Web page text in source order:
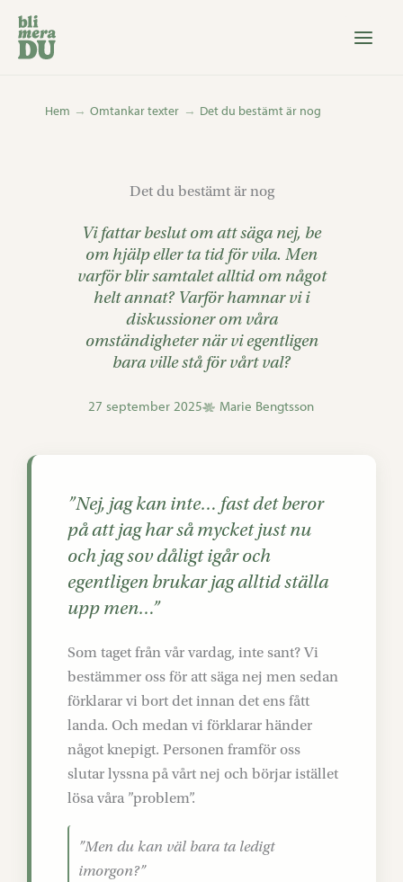
Hoppa
innehåll
Hem Omtankar texter Det du bestämt är nog
Det du bestämt är nog
Vi fattar beslut om att säga nej, be
om hjälp eller ta tid för vila. Men
varför blir samtalet alltid om något
helt annat? Varför hamnar vi i
diskussioner om våra
omständigheter när vi egentligen
bara ville stå för vårt val?
27 september 2025 Marie Bengtsson
”Nej, jag kan inte… fast det beror
på att jag har så mycket just nu
och jag sov dåligt igår och
egentligen brukar jag alltid ställa
upp men…”
Som taget från vår vardag, inte sant? Vi
bestämmer oss för att säga nej men sedan
förklarar vi bort det innan det ens fått
landa. Och medan vi förklarar händer
något knepigt. Personen framför oss
slutar lyssna på vårt nej och börjar istället
lösa våra ”problem”.
”Men du kan väl bara ta ledigt
imorgon?”